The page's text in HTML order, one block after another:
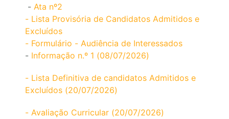
- Ata nº2
- Lista Provisória de Candidatos Admitidos e
Excluídos
- Formulário - Audiência de Interessados
- Informação n.º 1 (08/07/2026)
- Lista Definitiva de candidatos Admitidos e
Excluídos (20/07/2026)
- Avaliação Curricular (20/07/2026)